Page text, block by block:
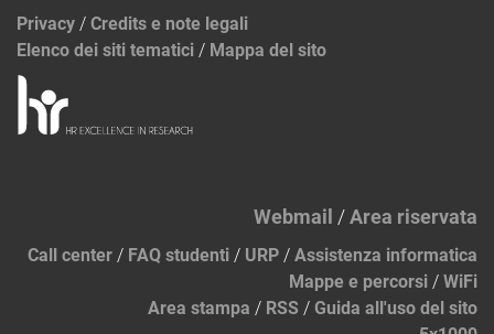
Privacy / Credits e note legali
Elenco dei siti tematici / Mappa del sito
Webmail /Area riservata
Call center / FAQ studenti / URP / Assistenza informatica
Mappe e percorsi / WiFi
Area stampa / RSS / Guida all'uso del sito